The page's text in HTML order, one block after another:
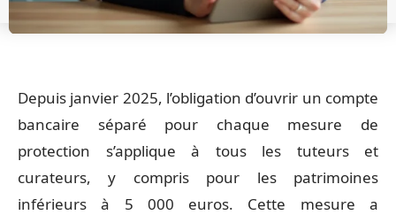
Depuis janvier 2025, l’obligation d’ouvrir un compte
bancaire séparé pour chaque mesure de
protection s’applique à tous les tuteurs et
curateurs, y compris pour les patrimoines
inférieurs à 5 000 euros. Cette mesure a